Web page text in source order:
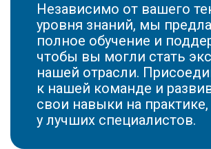
Независимо от вашего
уровня знаний, мы
полное обучение и
чтобы вы могли стать
нашей отрасли.
к нашей команде и
свои навыки на практике,
у лучших специалистов.